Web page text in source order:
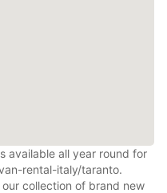
available all year round for
rental-italy/taranto.
collection of brand new